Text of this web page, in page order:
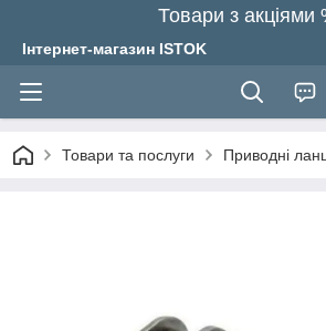
Товари з акціями
Інтернет-магазин ISTOK
Товари та послуги Приводні